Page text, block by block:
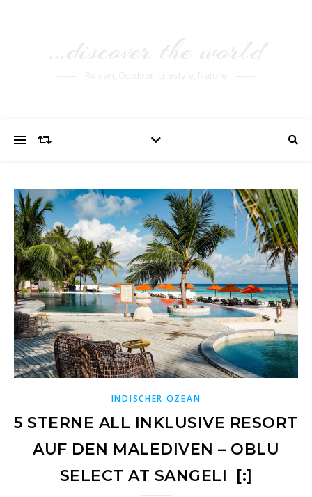
INDISCHER OZEAN
5 STERNE ALL INKLUSIVE RESORT
AUF DEN MALEDIVEN – OBLU
SELECT AT SANGELI [:]